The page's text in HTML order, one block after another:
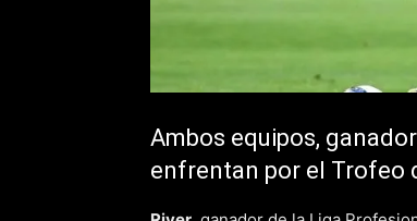
Ambos equipos,
enfrentan por el Trofeo